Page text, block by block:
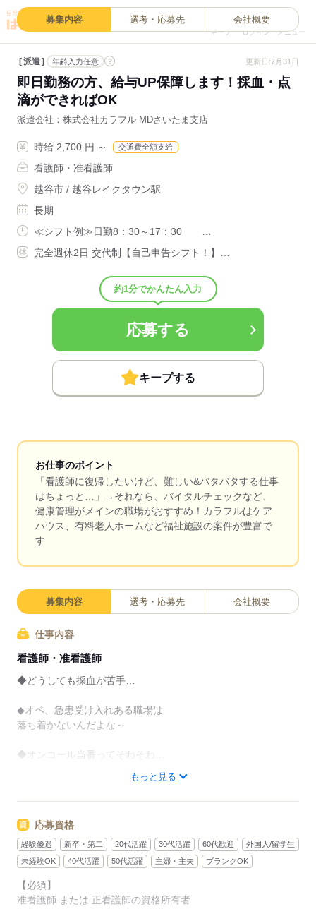
キープ ログイン メニュー
募集内容 選考・応募先 会社概要
派遣 年齢入力任意 ? 更新日:7月31日
即日勤務の方、給与UP保障します！採血・点
滴ができればOK
派遣会社 株式会社カラフル MDさいたま支店
時給 2,700 円 ～ 交通費全額支給
看護師・准看護師
越谷市 / 越谷レイクタウン駅
長期
≪シフト例≫日勤8：30～17：30 …
完全週休2日 交代制【自己申告シフト！】…
約1分でかんたん入力
応募する
キープする
お仕事のポイント
「看護師に復帰したいけど、難しい&バタバタする仕事
はちょっと…」→それなら、バイタルチェックなど、
健康管理がメインの職場がおすすめ！カラフルはケア
ハウス、有料老人ホームなど福祉施設の案件が豊富で
す
募集内容 選考・応募先 会社概要
仕事内容
看護師・准看護師
◆どうしても採血が苦手…
◆オペ、急患受け入れある職場は
落ち着かないんだよな～
◆オンコール当番ってそわそわ…
そんな看護師さんならではのお仕事の悩み。。
専門スタッフが「苦手」「得意」
（正直にお伝えいただいてOK！）
マッチングする職場を
複数ピックアップしてご紹介◎
派遣がはじめての看護師さんへ
もっと見る
応募資格
経験優遇 新卒・第二 20代活躍 30代活躍 60代歓迎
外国人/留学生
未経験OK
40代活躍 50代活躍 主婦・主夫 ブランクOK
【必須】
准看護師 または 正看護師の資格所有者